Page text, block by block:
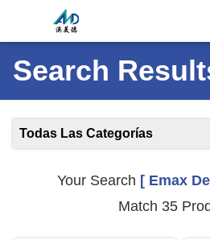
Search
Todas Las Categorías
Your Search [ Emax
Match 35